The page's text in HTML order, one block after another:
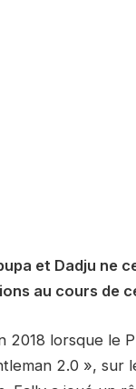
et Dadju ne
au cours de
2018 lorsque le
2.0 », sur